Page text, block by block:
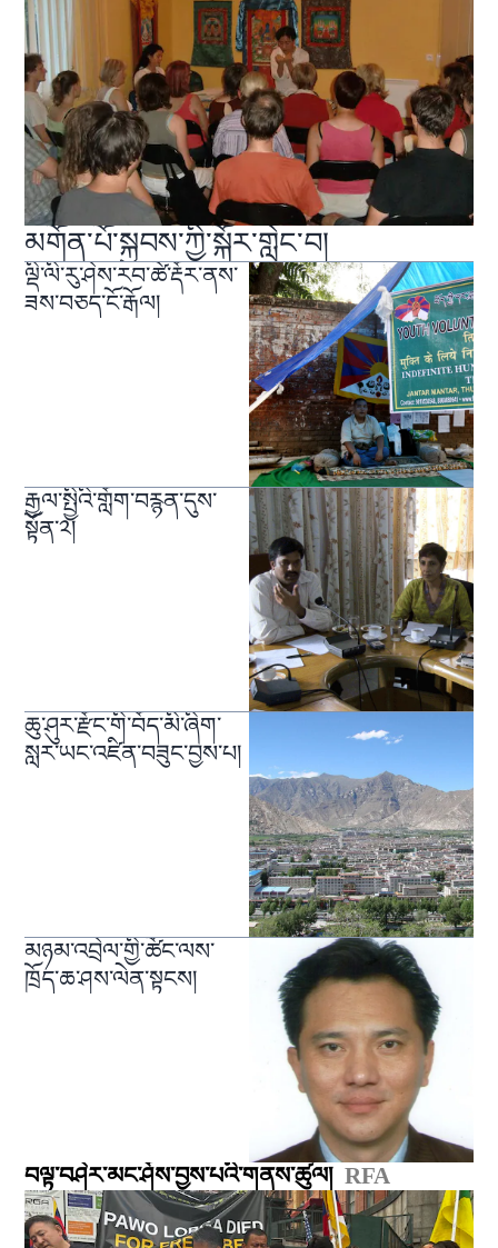
མགོན་པོ་སྐྱབས་ཀྱི་སྐོར་གླེང་བ།
ལྡི་ལི་རུ་ཤེས་རབ་ཚེ་རྡོར་ནས་
ཟས་བཅད་ངོ་རྒོལ།
རྒྱལ་སྤྱིའི་གློག་བརྙན་དུས་
སྟོན་༢།
ཆུ་ཤུར་རྫོང་གི་བོད་མི་ཞིག་
སླར་ཡང་འཛིན་བཟུང་བྱས་པ།
མཉམ་འབྲེལ་གྱི་ཚོང་ལས་
ཁྲོད་ཆ་ཤས་ལེན་སྟངས།
བལྟ་བཤེར་མང་ཤོས་བྱས་པའི་གནས་ཚུལ། RFA